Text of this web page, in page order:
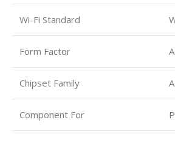
Wi-Fi Standard
Form Factor
Chipset Family
Component For